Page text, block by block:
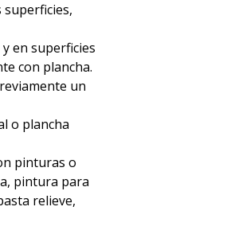
superficies,
en superficies
con plancha.
un
o plancha
pinturas o
pintura para
relieve,